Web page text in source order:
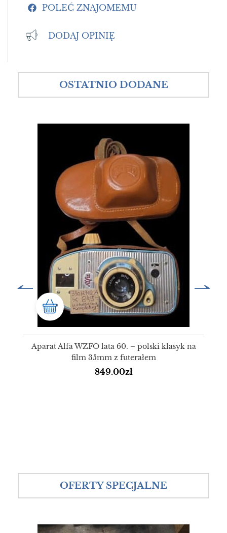
POLEĆ ZNAJOMEMU
DODAJ OPINIĘ
OSTATNIO DODANE
Aparat Alfa WZFO lata 60. – polski klasyk na
film 35mm z futerałem
849.00zł
OFERTY SPECJALNE